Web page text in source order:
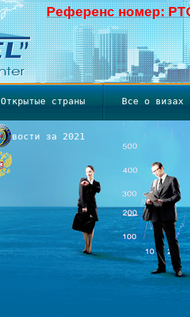
Референс номер:
Открытые страны Все о визах
Новости за 2021